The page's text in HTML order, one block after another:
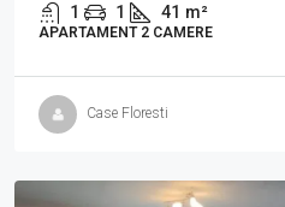
1 1 41 m²
APARTAMENT 2 CAMERE
Case Floresti